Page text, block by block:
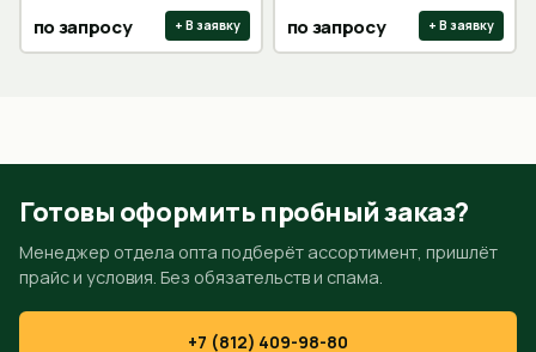
по запросу + В заявку по запросу + В заявку
Готовы оформить пробный заказ?
Менеджер отдела опта подберёт ассортимент, пришлёт
прайс и условия. Без обязательств и спама.
+7 (812) 409-98-80